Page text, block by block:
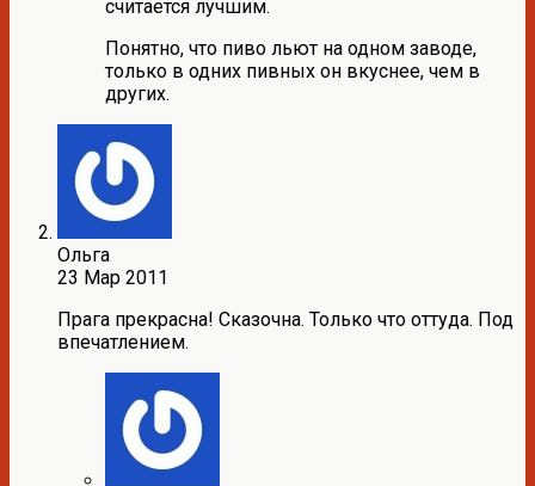
считается лучшим.
Понятно, что пиво льют на одном заводе,
только в одних пивных он вкуснее, чем в
других.
Ольга
23 Мар 2011
Прага прекрасна! Сказочна. Только что оттуда. Под
впечатлением.